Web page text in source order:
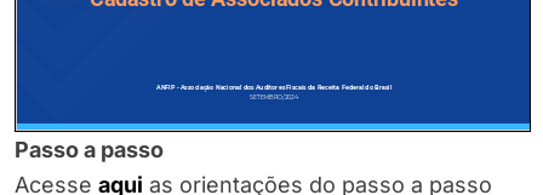
Passo a passo
Acesse aqui as orientações do passo a passo